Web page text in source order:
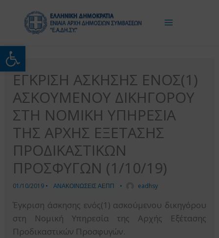
Ανοίξτε τη γραμμή
περιεχόμενο
ΕΓΚΡΙΣΗ ΑΣΚΗΣΗΣ ΕΝΟΣ(1)
ΑΣΚΟΥΜΕΝΟΥ ΔΙΚΗΓΟΡΟΥ
ΣΤΗ ΝΟΜΙΚΗ ΥΠΗΡΕΣΙΑ
ΤΗΣ ΑΡΧΗΣ ΕΞΕΤΑΣΗΣ
ΠΡΟΔΙΚΑΣΤΙΚΩΝ
ΠΡΟΣΦΥΓΩΝ (1/10/19)
01/10/2019 • ΑΝΑΚΟΙΝΩΣΕΙΣ ΑΕΠΠ • eadhsy
Έγκριση άσκησης ενός(1) ασκούμενου δικηγόρου
στη Νομική Υπηρεσία της Αρχής Εξέτασης
Προδικαστικών Προσφυγών.